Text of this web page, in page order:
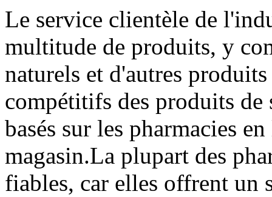
Le service clientèle de
multitude de produits, y
naturels et d'autres
compétitifs des produits de
basés sur les pharmacies
magasin.La plupart des
fiables, car elles offrent un